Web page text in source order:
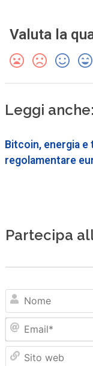
Valuta la
Leggi anche:
Bitcoin, energia e
regolamentare
Partecipa